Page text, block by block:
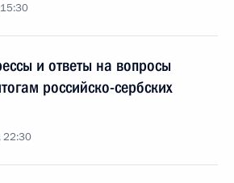
и ответы на вопросы
российско-сербских
22:30